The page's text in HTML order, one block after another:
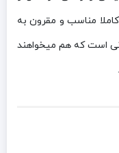
مناسب و مقرون به
است که هم میخواهند